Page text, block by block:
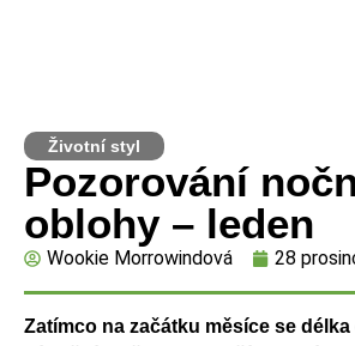
Životní styl
Pozorování
oblohy – leden
Wookie Morrowindová 28
Zatímco na začátku měsíce se